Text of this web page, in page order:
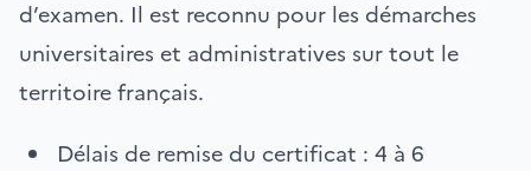
d’examen. Il est reconnu pour les démarches
universitaires et administratives sur tout le
territoire français.
Délais de remise du certificat : 4 à 6